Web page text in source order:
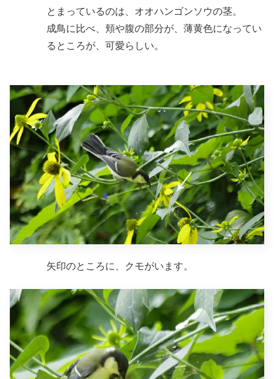
とまっているのは、オオハンゴンソウの茎。
成鳥に比べ、頬や腹の部分が、薄黄色になってい
るところが、可愛らしい。
矢印のところに、クモがいます。